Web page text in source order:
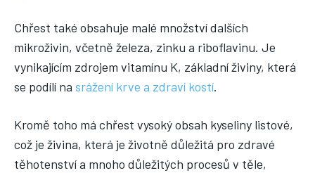
Chřest také obsahuje malé množství dalších
mikroživin, včetně železa, zinku a riboflavinu. Je
vynikajícím zdrojem vitamínu K, základní živiny, která
se podílí na srážení krve a zdraví kostí.
Kromě toho má chřest vysoký obsah kyseliny listové,
což je živina, která je životně důležitá pro zdravé
těhotenství a mnoho důležitých procesů v těle,